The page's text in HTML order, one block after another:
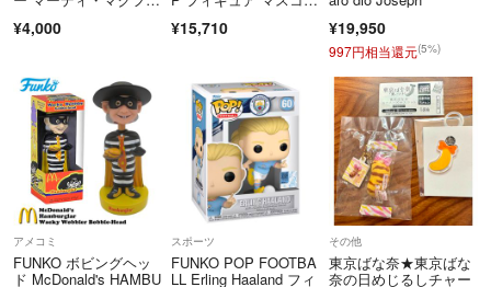
¥4,000 ¥15,710 ¥19,950
997円相当還元(5%)
アメコミ
FUNKO ボビングヘッ
ド McDonald's HAMBU
スポーツ
FUNKO POP FOOTBA
LL Erling Haaland フィ
その他
東京ばな奈★東京ばな
奈の日めじるしチャー